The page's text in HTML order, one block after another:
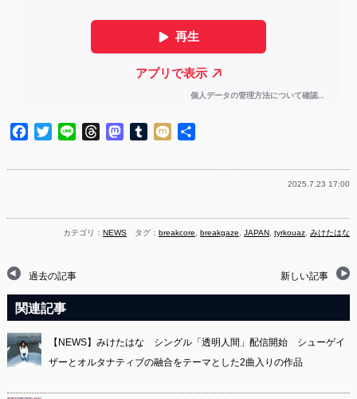
Facebook
TwitterLine ThreadsMastodon
Tumblr
Mixi
2025.7.23 17:00
カテゴリ： NEWS タグ： breakcore, breakgaze,JAPAN,tyrkouaz,みけたはな
過去の記事 新しい記事
関連記事
【NEWS】みけたはな シングル「透明人間」配信開始 シューゲイ
ザーとオルタナティブの融合をテーマとした2曲入りの作品